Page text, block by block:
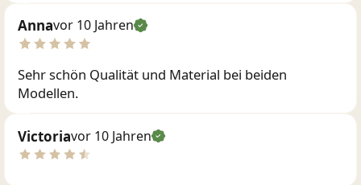
Annavor 10 Jahren
Sehr schön Qualität und Material bei beiden
Modellen.
Victoriavor 10 Jahren